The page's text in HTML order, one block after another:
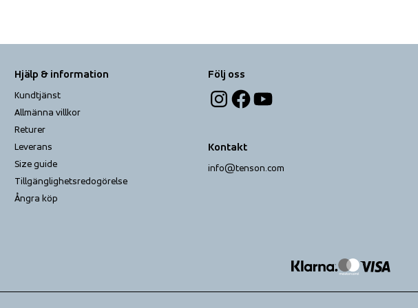
Hjälp & information
Kundtjänst
Allmänna villkor
Returer
Leverans
Size guide
Tillgänglighets­redogörelse
Ångra köp
Följ oss
Kontakt
info@tenson.com